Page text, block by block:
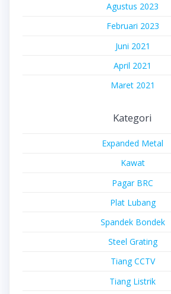
Agustus 2023
Februari 2023
Juni 2021
April 2021
Maret 2021
Kategori
Expanded Metal
Kawat
Pagar BRC
Plat Lubang
Spandek Bondek
Steel Grating
Tiang CCTV
Tiang Listrik